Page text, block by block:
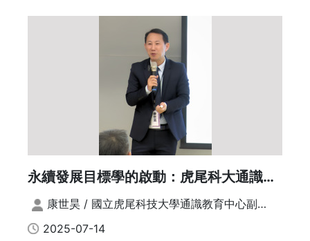
講題：數位時代的跨域學習——資訊通識普及之策略
講者：郭崇韋/逢甲大學資訊工程學系 助理教授
14：15-14：35 主題短講座談
14：35-15：05 休息交流
(地點：6樓 A616流光廊居)
15：05-15：50 主題短講(下半場)
中心，研創中心四周蓊鬱蔥蘢，盛夏時節漫步林間，
您將感受大自然如何引領我們進入靈魂的「閒暇」狀
態，重拾內在的寧靜與平衡，而創造一個讓思想自由
流動的空間，一個與同道相遇、與自我對話、與自然
融合的空間，正是本次交流會的初衷。
基於此初衷，本次交流會將以「界而無界」為題，除
了邀請中央研究院院士、前國立陽明大學校長，現任
逢甲大學春雨講座教授梁賡義院士分享對通識教育的
見解外，亦邀請了三位傑通獎獲獎的老師分享一路走
來的心路歷程及教學經驗，並進行綜合座談；除了縱
向的經驗傳承外，也規劃八大議題論壇，希望達到橫
向的議題交流。
永續發展目標學的啟動：虎尾科大通識教
育的轉型
康世昊 / 國立虎尾科技大學通識教育中心副教
2025-07-14